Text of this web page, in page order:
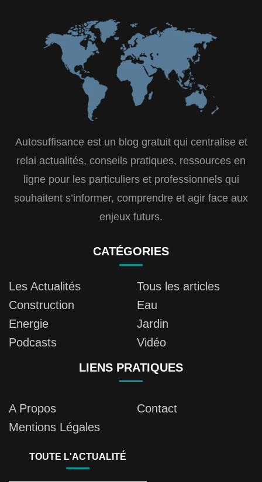
Autosuffisance est un blog gratuit qui centralise et
relai actualités, conseils pratiques, ressources en
ligne pour les particuliers et professionnels qui
souhaitent s’informer, comprendre et agir face aux
enjeux futurs.
CATÉGORIES
Les Actualités
Tous les articles
Construction
Eau
Energie
Jardin
Podcasts
Vidéo
LIENS PRATIQUES
A Propos
Contact
Mentions Légales
TOUTE L'ACTUALITÉ